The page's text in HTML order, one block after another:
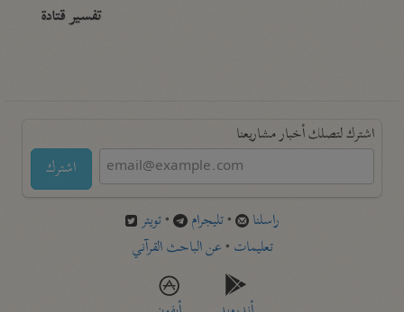
تفسير قتادة
اشترك لتصلك أخبار مشاريعنا
اشترك
راسلنا •تليجرام •تويتر
تعليمات •عن الباحث القرآني